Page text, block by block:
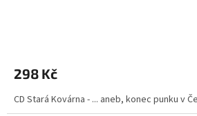
298 Kč
CD Stará Kovárna - ... aneb, konec punku v